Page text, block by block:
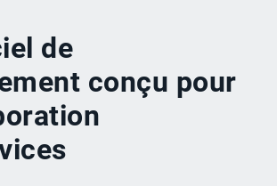
de
conçu pour